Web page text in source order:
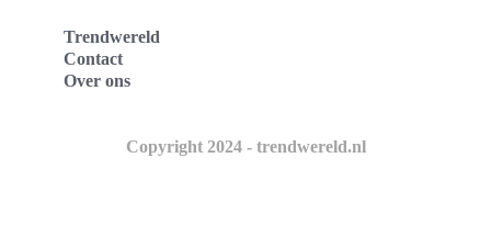
Trendwereld
Contact
Over ons
Copyright 2024 - trendwereld.nl